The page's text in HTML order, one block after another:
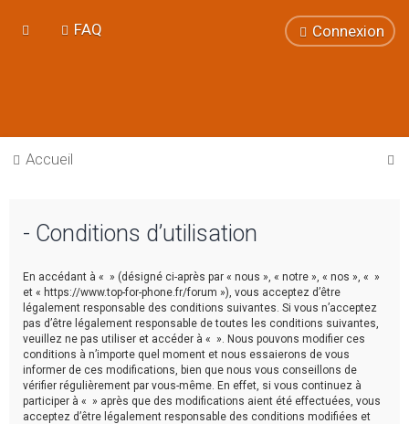
FAQ Connexion
Accueil
- Conditions d’utilisation
En accédant à « » (désigné ci-après par « nous », « notre », « nos », « »
et « https://www.top-for-phone.fr/forum »), vous acceptez d’être
légalement responsable des conditions suivantes. Si vous n’acceptez
pas d’être légalement responsable de toutes les conditions suivantes,
veuillez ne pas utiliser et accéder à « ». Nous pouvons modifier ces
conditions à n’importe quel moment et nous essaierons de vous
informer de ces modifications, bien que nous vous conseillons de
vérifier régulièrement par vous-même. En effet, si vous continuez à
participer à « » après que des modifications aient été effectuées, vous
acceptez d’être légalement responsable des conditions modifiées et